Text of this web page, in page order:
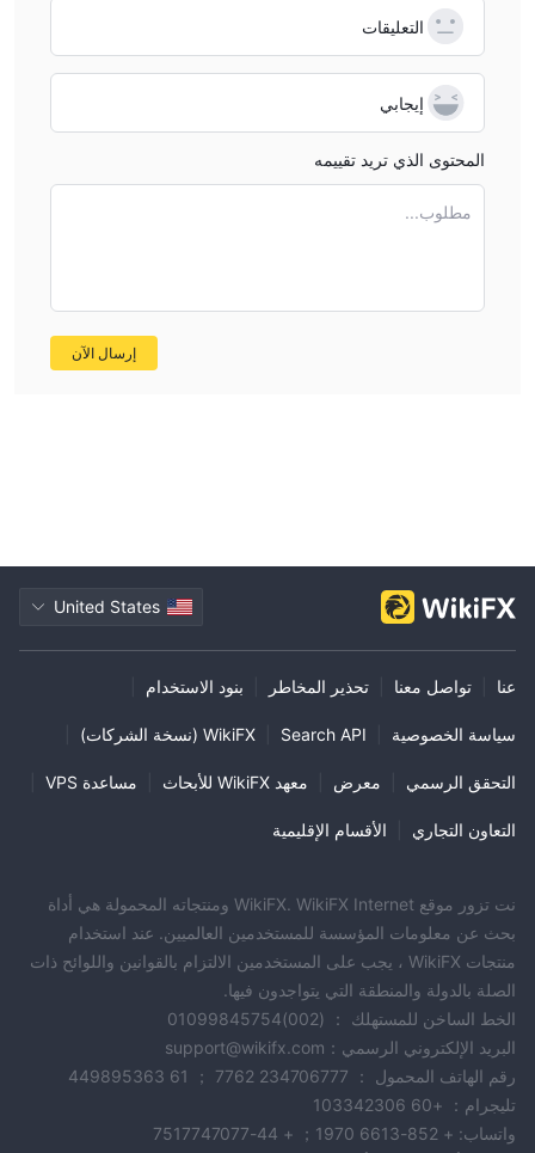
التعليقات
إيجابي
المحتوى الذي تريد تقييمه
مطلوب...
إرسال الآن
United States
عنا تواصل معنا تحذير المخاطر بنود الاستخدام
سياسة الخصوصية Search API WikiFX (نسخة الشركات)
التحقق الرسمي معرض معهد WikiFX للأبحاث مساعدة VPS
التعاون التجاري الأقسام الإقليمية
نت تزور موقع WikiFX. WikiFX Internet ومنتجاته المحمولة هي أداة
بحث عن معلومات المؤسسة للمستخدمين العالميين. عند استخدام
منتجات WikiFX ، يجب على المستخدمين الالتزام بالقوانين واللوائح ذات
الصلة بالدولة والمنطقة التي يتواجدون فيها.
الخط الساخن للمستهلك ： (002)01099845754
البريد الإلكتروني الرسمي：support@wikifx.com
رقم الهاتف المحمول ： 234706777 7762 ； 61 449895363
تليجرام： +60 103342306
واتساب: + 852-6613 1970； + 44-7517747077